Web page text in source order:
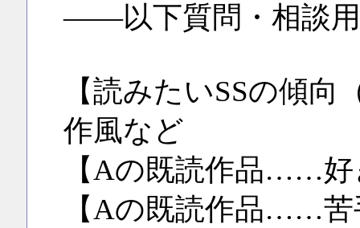
――以下質問・相談
【読みたいSSの傾
作風など
【Aの既読作品……好
【Aの既読作品……苦